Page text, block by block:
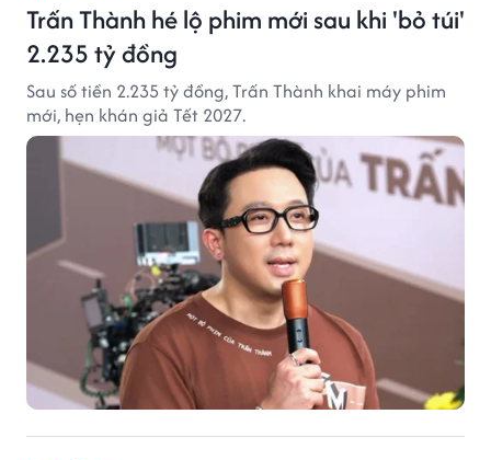
Trấn Thành hé lộ phim mới sau khi 'bỏ túi'
2.235 tỷ đồng
Sau số tiền 2.235 tỷ đồng, Trấn Thành khai máy phim
mới, hẹn khán giả Tết 2027.